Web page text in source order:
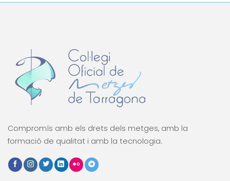
Compromís amb els drets dels metges, amb la
formació de qualitat i amb la tecnologia.